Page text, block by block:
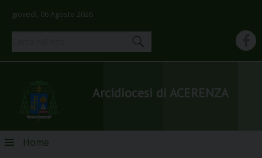
giovedì, 06 Agosto 2026
Arcidiocesi di ACERENZA
Skip
Home